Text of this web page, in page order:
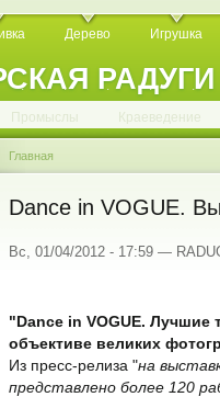
РАДУГИ
Дерево Игрушка
. . . . .
Промыслы Краеведение
Главная
Dance in VOGUE.
Вс, 01/04/2012 - 17:59 —
"Dance in VOGUE. Лучшие
объективе великих
Из пресс-релиза "на
представлено более 120